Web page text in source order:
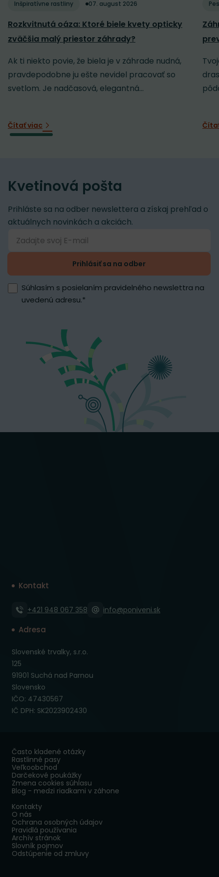
Inšpiratívne rastliny 07. august 2026
Rozkvitnutá oáza: Ktoré biele kvety opticky
zväčšia malý priestor záhrady?
Ak ti niekto povie, že biela je v záhrade nudná,
pravdepodobne ju ešte nevidel pracovať so
svetlom. Je nadčasová, elegantná...
Čítať viac
Kvetinová pošta
Prihláste sa na odber newslettera a získaj prehľad o
aktuálnych novinkách a akciách.
Prihlásiť sa na odber
Súhlasím s posielaním pravidelného newslettra na
uvedenú adresu.*
Kontakt
+421 948 067 358 info@poniveni.sk
Adresa
Slovenské trvalky, s.r.o.
125
91901 Suchá nad Parnou
Slovensko
IČO: 47430567
IČ DPH: SK2023902430
Často kladené otázky
Rastlinné pasy
Veľkoobchod
Darčekové poukážky
Zmena cookies súhlasu
Blog - medzi riadkami v záhone
Kontakty
O nás
Ochrana osobných údajov
Pravidlá používania
Archív stránok
Slovník pojmov
Odstúpenie od zmluvy